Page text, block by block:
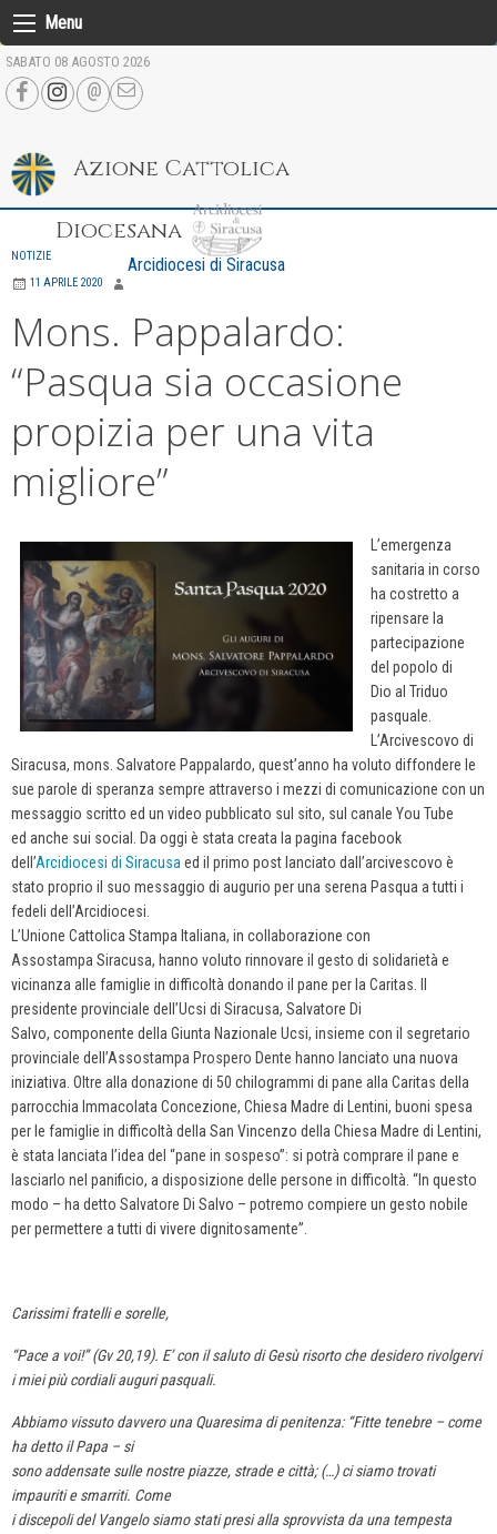
Skip
to
content
Menu
SABATO 08 AGOSTO 2026
Azione Cattolica
Diocesana
Arcidiocesi di Siracusa
NOTIZIE
11 APRILE 2020
Mons. Pappalardo:
“Pasqua sia occasione
propizia per una vita
migliore”
L’emergenza
sanitaria in corso
ha costretto a
ripensare la
partecipazione
del popolo di
Dio al Triduo
pasquale.
L’Arcivescovo di
Siracusa, mons. Salvatore Pappalardo, quest’anno ha voluto diffondere le
sue parole di speranza sempre attraverso i mezzi di comunicazione con un
messaggio scritto ed un video pubblicato sul sito, sul canale You Tube
ed anche sui social. Da oggi è stata creata la pagina facebook
dell’Arcidiocesi di Siracusaed il primo post lanciato dall’arcivescovo è
stato proprio il suo messaggio di augurio per una serena Pasqua a tutti i
fedeli dell’Arcidiocesi.
L’Unione Cattolica Stampa Italiana, in collaborazione con
Assostampa Siracusa, hanno voluto rinnovare il gesto di solidarietà e
vicinanza alle famiglie in difficoltà donando il pane per la Caritas. Il
presidente provinciale dell’Ucsi di Siracusa, Salvatore Di
Salvo, componente della Giunta Nazionale Ucsi, insieme con il segretario
provinciale dell’Assostampa Prospero Dente hanno lanciato una nuova
iniziativa. Oltre alla donazione di 50 chilogrammi di pane alla Caritas della
parrocchia Immacolata Concezione, Chiesa Madre di Lentini, buoni spesa
per le famiglie in difficoltà della San Vincenzo della Chiesa Madre di Lentini,
è stata lanciata l’idea del “pane in sospeso”: si potrà comprare il pane e
lasciarlo nel panificio, a disposizione delle persone in difficoltà. “In questo
modo – ha detto Salvatore Di Salvo – potremo compiere un gesto nobile
per permettere a tutti di vivere dignitosamente”.
Carissimi fratelli e sorelle,
“Pace a voi!” (Gv 20,19). E’ con il saluto di Gesù risorto che desidero rivolgervi
i miei più cordiali auguri pasquali.
Abbiamo vissuto davvero una Quaresima di penitenza: “Fitte tenebre – come
ha detto il Papa – si
sono addensate sulle nostre piazze, strade e città; (…) ci siamo trovati
impauriti e smarriti. Come
i discepoli del Vangelo siamo stati presi alla sprovvista da una tempesta